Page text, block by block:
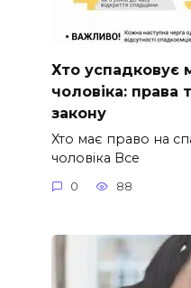
Хто успадковує
чоловіка: права
закону
Хто має право на
чоловіка Все
0 88